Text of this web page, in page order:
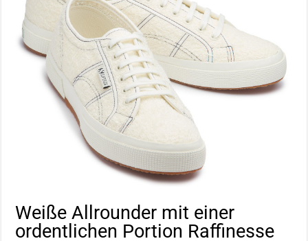
Weiße Allrounder mit einer
ordentlichen Portion Raffinesse